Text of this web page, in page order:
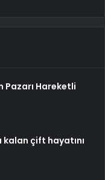
Pazarı Hareketli
çift hayatını